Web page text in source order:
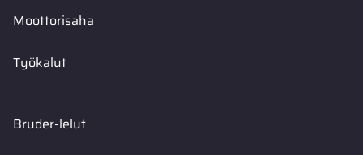
Moottorisaha
Työkalut
Bruder-lelut